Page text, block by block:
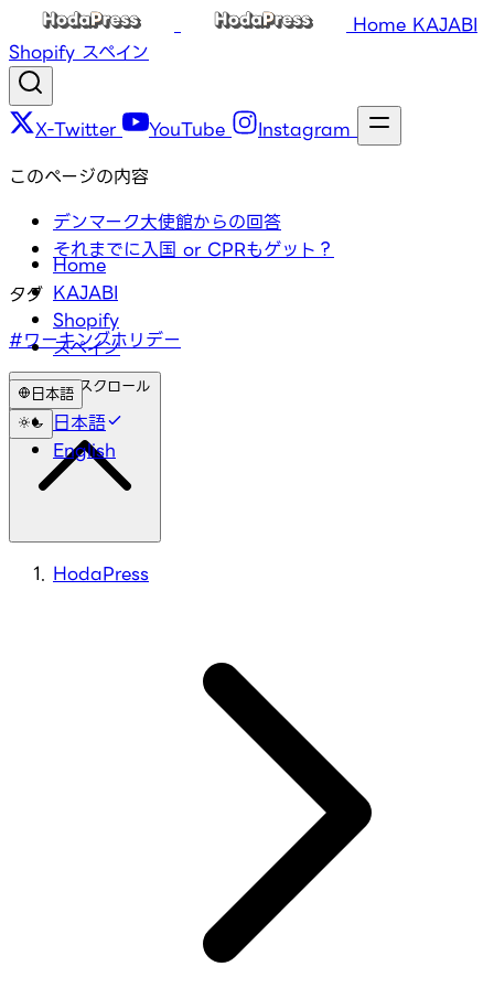
Home KAJABI
Shopify スペイン
X-Twitter YouTube Instagram
Home
KAJABI
Shopify
スペイン
日本語
日本語
English
このページの内容
デンマーク大使館からの回答
それまでに入国 or CPRもゲット？
タグ
#ワーキングホリデー
トップにスクロール
HodaPress